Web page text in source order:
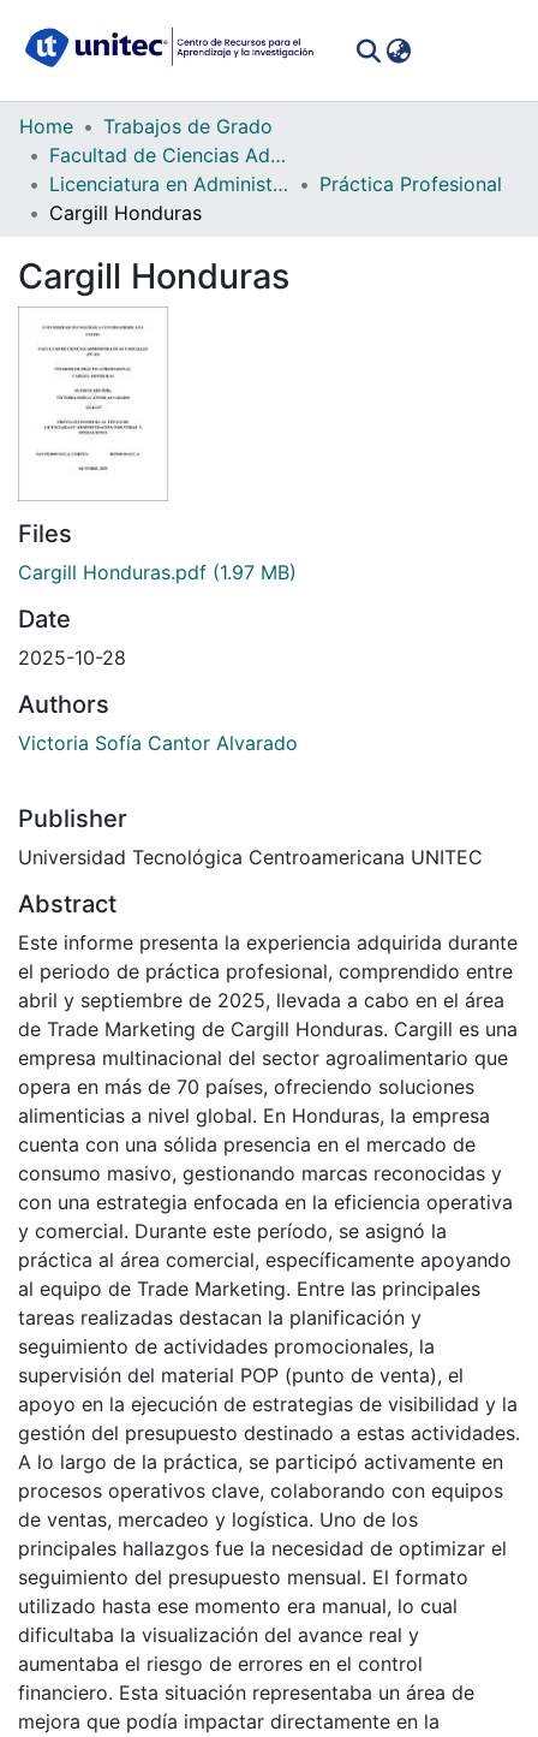
Communities
Collections
All of DSpace
Statistics
Home
Trabajos de Grado
Facultad de Ciencias Administrativas y Sociales
Licenciatura en Administración Industrial y Operaciones
Práctica Profesional
Cargill Honduras
Cargill Honduras
Files
Cargill Honduras.pdf (1.97 MB)
Date
2025-10-28
Authors
Victoria Sofía Cantor Alvarado
Publisher
Universidad Tecnológica Centroamericana UNITEC
Abstract
Este informe presenta la experiencia adquirida durante
el periodo de práctica profesional, comprendido entre
abril y septiembre de 2025, llevada a cabo en el área
de Trade Marketing de Cargill Honduras. Cargill es una
empresa multinacional del sector agroalimentario que
opera en más de 70 países, ofreciendo soluciones
alimenticias a nivel global. En Honduras, la empresa
cuenta con una sólida presencia en el mercado de
consumo masivo, gestionando marcas reconocidas y
con una estrategia enfocada en la eficiencia operativa
y comercial. Durante este período, se asignó la
práctica al área comercial, específicamente apoyando
al equipo de Trade Marketing. Entre las principales
tareas realizadas destacan la planificación y
seguimiento de actividades promocionales, la
supervisión del material POP (punto de venta), el
apoyo en la ejecución de estrategias de visibilidad y la
gestión del presupuesto destinado a estas actividades.
A lo largo de la práctica, se participó activamente en
procesos operativos clave, colaborando con equipos
de ventas, mercadeo y logística. Uno de los
principales hallazgos fue la necesidad de optimizar el
seguimiento del presupuesto mensual. El formato
utilizado hasta ese momento era manual, lo cual
dificultaba la visualización del avance real y
aumentaba el riesgo de errores en el control
financiero. Esta situación representaba un área de
mejora que podía impactar directamente en la